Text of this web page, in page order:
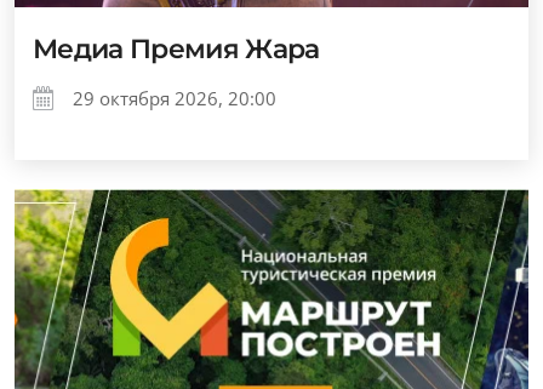
Медиа Премия Жара
29 октября 2026, 20:00